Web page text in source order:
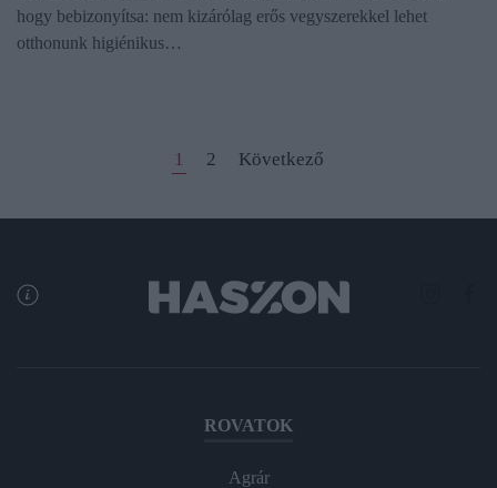
hogy bebizonyítsa: nem kizárólag erős vegyszerekkel lehet
otthonunk higiénikus…
1 2 Következő
ROVATOK
Agrár